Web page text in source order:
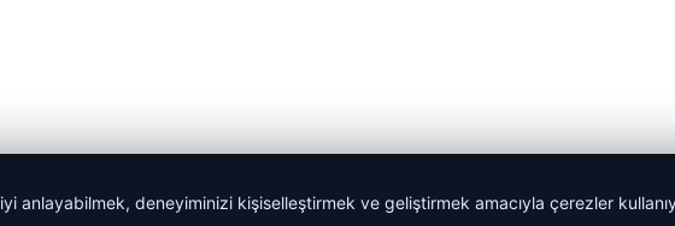
iyi anlayabilmek, deneyiminizi kişiselleştirmek ve geliştirmek amacıyla çerezler